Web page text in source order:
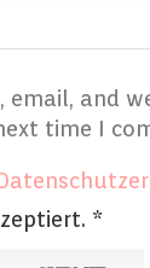
email, and
time I
*